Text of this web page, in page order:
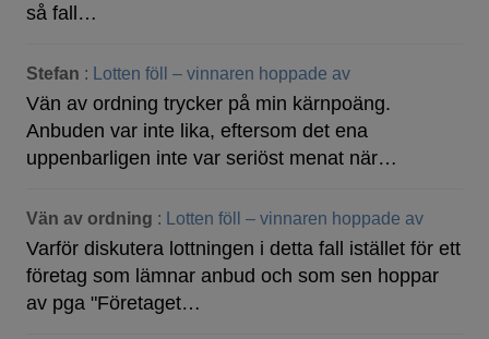
så fall…
Stefan : Lotten föll – vinnaren hoppade av
Vän av ordning trycker på min kärnpoäng.
Anbuden var inte lika, eftersom det ena
uppenbarligen inte var seriöst menat när…
Vän av ordning : Lotten föll – vinnaren hoppade av
Varför diskutera lottningen i detta fall istället för ett
företag som lämnar anbud och som sen hoppar
av pga "Företaget…